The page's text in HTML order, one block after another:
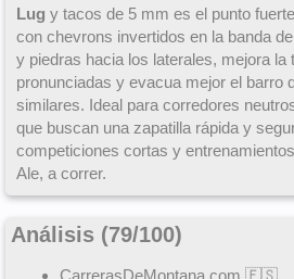
Lug y tacos de 5 mm es el punto
con chevrons invertidos en la banda
y piedras hacia los laterales, mejora la
pronunciadas y evacua mejor el barro
similares. Ideal para corredores
que buscan una zapatilla rápida y
competiciones cortas y
Ale, a correr.
Análisis (79/100)
CarrerasDeMontana.com 🇪🇸